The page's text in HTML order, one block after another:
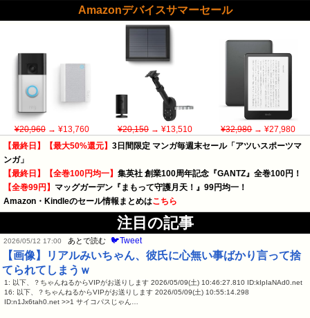
Amazonデバイスサマーセール
¥20,960→ ¥13,760 ¥20,150→ ¥13,510 ¥32,980→ ¥27,980
【最終日】【最大50%還元】 3日間限定 マンガ毎週末セール「アツいスポーツマ
ンガ」
【最終日】【全巻100円均一】 集英社 創業100周年記念『GANTZ』全巻100円！
【全巻99円】 マッグガーデン『まもって守護月天！』99円均一！
Amazon・Kindleのセール情報まとめはこちら
注目の記事
2026/05/12 17:00 あとで読む 🐦Tweet
【画像】リアルみいちゃん、彼氏に心無い事ばかり言って捨
てられてしまうｗ
1: 以下、？ちゃんねるからVIPがお送りします 2026/05/09(土) 10:46:27.810 ID:kIpIaNAd0.net
16: 以下、？ちゃんねるからVIPがお送りします 2026/05/09(土) 10:55:14.298
ID:n1Jx6tah0.net >>1 サイコパスじゃん…